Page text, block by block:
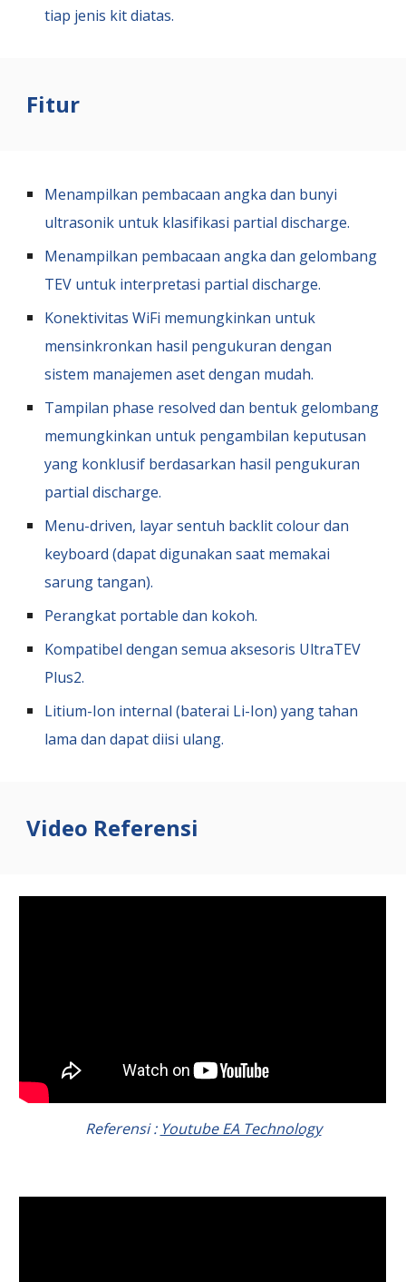
tiap jenis kit diatas.
Fitur
Menampilkan pembacaan angka dan bunyi
ultrasonik untuk klasifikasi partial discharge.
Menampilkan pembacaan angka dan gelombang
TEV untuk interpretasi partial discharge.
Konektivitas WiFi memungkinkan untuk
mensinkronkan hasil pengukuran dengan
sistem manajemen aset dengan mudah.
Tampilan phase resolved dan bentuk gelombang
memungkinkan untuk pengambilan keputusan
yang konklusif berdasarkan hasil pengukuran
partial discharge.
Menu-driven, layar sentuh backlit colour dan
keyboard (dapat digunakan saat memakai
sarung tangan).
Perangkat portable dan kokoh.
Kompatibel dengan semua aksesoris UltraTEV
Plus2.
Litium-Ion internal (baterai Li-Ion) yang tahan
lama dan dapat diisi ulang.
Video Referensi
Referensi : Youtube EA Technology